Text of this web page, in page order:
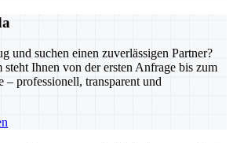
und suchen einen zuverlässigen Partner?
steht Ihnen von der ersten Anfrage bis zum
– professionell, transparent und